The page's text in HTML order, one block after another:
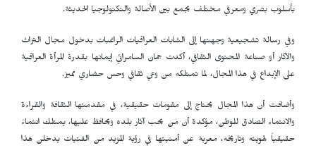
بأسلوب بصري ومعرفي مختلف يجمع بين الأصالة والتكنولوجيا الحديثة.
وفي رسالة تشجيعية وجهتها إلى الشابات العراقيات الراغبات بدخول مجال التراث
والآثار أو صناعة المحتوى الثقافي، أكدت جمان السامرائي إيمانها بقدرة المرأة العراقية
على الإبداع في هذا المجال، لما تمتلكه من وعي ثقافي وحس حضاري مميز.
وأضافت أن هذا المجال يحتاج إلى مقومات حقيقية، في مقدمتها الثقافة والقراءة
والانتماء الصادق للوطن، مؤكدة أن من يحب آثار بلده ويحافظ عليها، يمتلك انتماءً
حقيقياً لهويته وتاريخه، معربة عن أمنيتها في رؤية المزيد من الفتيات يدخلن هذا